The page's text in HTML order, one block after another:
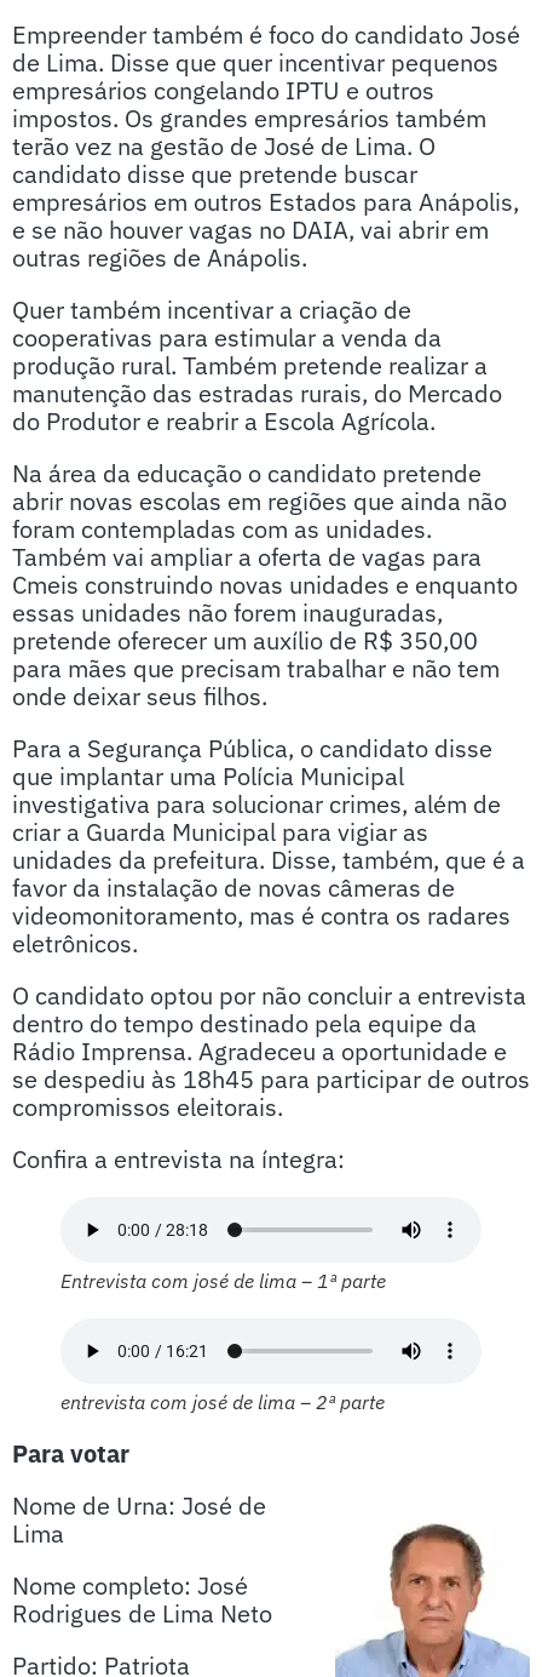
Empreender também é foco do candidato José
de Lima. Disse que quer incentivar pequenos
empresários congelando IPTU e outros
impostos. Os grandes empresários também
terão vez na gestão de José de Lima. O
candidato disse que pretende buscar
empresários em outros Estados para Anápolis,
e se não houver vagas no DAIA, vai abrir em
outras regiões de Anápolis.
Quer também incentivar a criação de
cooperativas para estimular a venda da
produção rural. Também pretende realizar a
manutenção das estradas rurais, do Mercado
do Produtor e reabrir a Escola Agrícola.
Na área da educação o candidato pretende
abrir novas escolas em regiões que ainda não
foram contempladas com as unidades.
Também vai ampliar a oferta de vagas para
Cmeis construindo novas unidades e enquanto
essas unidades não forem inauguradas,
pretende oferecer um auxílio de R$ 350,00
para mães que precisam trabalhar e não tem
onde deixar seus filhos.
Para a Segurança Pública, o candidato disse
que implantar uma Polícia Municipal
investigativa para solucionar crimes, além de
criar a Guarda Municipal para vigiar as
unidades da prefeitura. Disse, também, que é a
favor da instalação de novas câmeras de
videomonitoramento, mas é contra os radares
eletrônicos.
O candidato optou por não concluir a entrevista
dentro do tempo destinado pela equipe da
Rádio Imprensa. Agradeceu a oportunidade e
se despediu às 18h45 para participar de outros
compromissos eleitorais.
Confira a entrevista na íntegra:
Entrevista com josé de lima – 1ª parte
entrevista com josé de lima – 2ª parte
Para votar
Nome de Urna: José de
Lima
Nome completo: José
Rodrigues de Lima Neto
Partido: Patriota